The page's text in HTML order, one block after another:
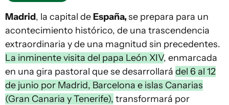
Madrid, la capital de España,se prepara para un
acontecimiento histórico, de una trascendencia
extraordinaria y de una magnitud sin precedentes.
La inminente visita del papa León XIV, enmarcada
en una gira pastoral que se desarrollará del 6 al 12
de junio por Madrid, Barcelona e islas Canarias
(Gran Canaria y Tenerife), transformará por